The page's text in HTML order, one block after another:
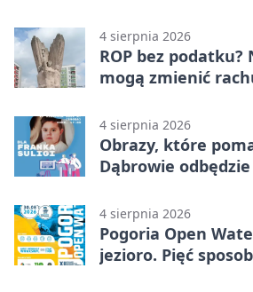
4 sierpnia 2026
ROP bez podatku?
mogą zmienić
4 sierpnia 2026
Obrazy, które
Dąbrowie
4 sierpnia 2026
Pogoria Open
jezioro. Pięć